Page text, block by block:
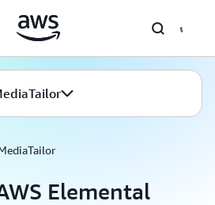
Elemental